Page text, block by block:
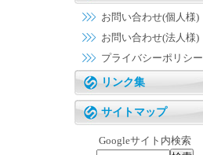
お問い合わせ(個人様)
お問い合わせ(法人様)
プライバシーポリシー
リンク集
サイトマップ
Googleサイト内検索